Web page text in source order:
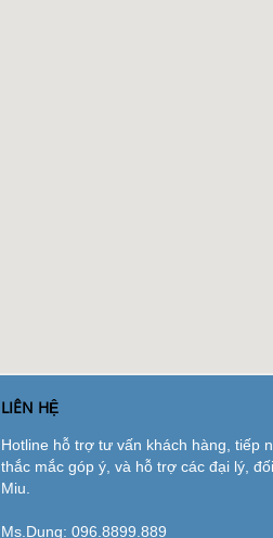
LIÊN HỆ
Hotline hỗ trợ tư vấn khách hàng, tiếp
thắc mắc góp ý, và hỗ trợ các đại lý,
Miu.
Ms.Dung: 096.8899.889